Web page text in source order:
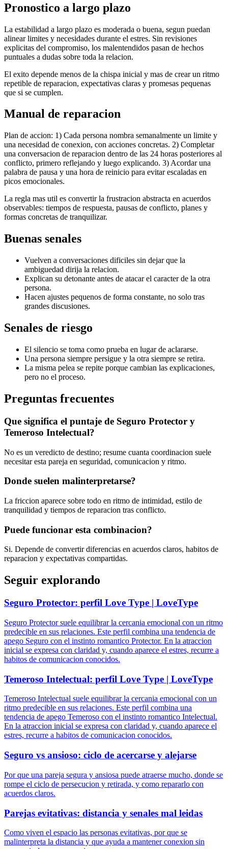
Pronostico a largo plazo
La estabilidad a largo plazo es moderada o buena, segun puedan
alinear limites y necesidades durante el estres. Sin revisiones
explicitas del compromiso, los malentendidos pasan de hechos
puntuales a dudas sobre toda la relacion.
El exito depende menos de la chispa inicial y mas de crear un ritmo
repetible de reparacion, expectativas claras y promesas pequenas
que si se cumplen.
Manual de reparacion
Plan de accion: 1) Cada persona nombra semanalmente un limite y
una necesidad de conexion, con acciones concretas. 2) Completar
una conversacion de reparacion dentro de las 24 horas posteriores al
conflicto, primero reflejando y luego explicando. 3) Acordar una
palabra de pausa y una hora de reinicio para evitar escaladas en
picos emocionales.
La regla mas util es convertir la frustracion abstracta en acuerdos
observables: tiempos de respuesta, pausas de conflicto, planes y
formas concretas de tranquilizar.
Buenas senales
Vuelven a conversaciones dificiles sin dejar que la
ambiguedad dirija la relacion.
Explican su detonante antes de atacar el caracter de la otra
persona.
Hacen ajustes pequenos de forma constante, no solo tras
grandes discusiones.
Senales de riesgo
El silencio se toma como prueba en lugar de aclararse.
Una persona siempre persigue y la otra siempre se retira.
La misma pelea se repite porque cambian las explicaciones,
pero no el proceso.
Preguntas frecuentes
Que significa el puntaje de Seguro Protector y
Temeroso Intelectual?
No es un veredicto de destino; resume cuanta coordinacion suele
necesitar esta pareja en seguridad, comunicacion y ritmo.
Donde suelen malinterpretarse?
La friccion aparece sobre todo en ritmo de intimidad, estilo de
tranquilidad y tiempos de reparacion tras conflicto.
Puede funcionar esta combinacion?
Si. Depende de convertir diferencias en acuerdos claros, habitos de
reparacion y expectativas compartidas.
Seguir explorando
Seguro Protector: perfil Love Type | LoveType
Seguro Protector suele equilibrar la cercania emocional con un ritmo
predecible en sus relaciones. Este perfil combina una tendencia de
apego Seguro con el instinto romantico Protector. En la atraccion
inicial se expresa con claridad y, cuando aparece el estres, recurre a
habitos de comunicacion conocidos.
Temeroso Intelectual: perfil Love Type | LoveType
Temeroso Intelectual suele equilibrar la cercania emocional con un
ritmo predecible en sus relaciones. Este perfil combina una
tendencia de apego Temeroso con el instinto romantico Intelectual.
En la atraccion inicial se expresa con claridad y, cuando aparece el
estres, recurre a habitos de comunicacion conocidos.
Seguro vs ansioso: ciclo de acercarse y alejarse
Por que una pareja segura y ansiosa puede atraerse mucho, donde se
rompe el ciclo de persecucion y retirada, y como repararlo con
acuerdos claros.
Parejas evitativas: distancia y senales mal leidas
Como viven el espacio las personas evitativas, por que se
malinterpreta la distancia y que ayuda a mantener conexion sin